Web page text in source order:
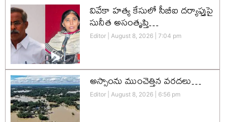
వివేకా హత్య కేసులో సీబీఐ దర్యాప్తుపై
సునీత అసంతృప్తి…
Editor August 8, 2026 7:04 pm
అస్సాంను ముంచెత్తిన వరదలు…
Editor August 8, 2026 6:56 pm